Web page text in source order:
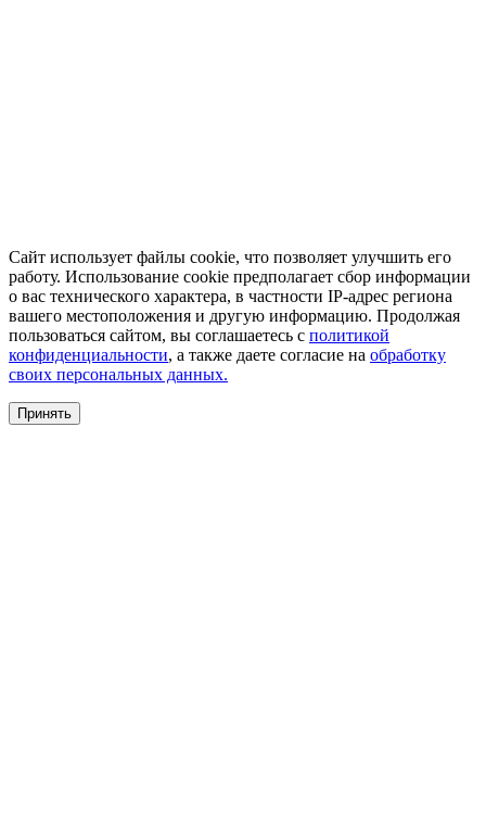
Сайт использует файлы cookie, что позволяет улучшить его
работу. Использование cookie предполагает сбор информации
о вас технического характера, в частности IP-адрес региона
вашего местоположения и другую информацию. Продолжая
пользоваться сайтом, вы соглашаетесь с политикой
конфиденциальности, а также даете согласие на обработку
своих персональных данных.
Принять